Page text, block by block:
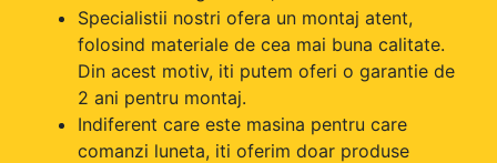
Specialistii nostri ofera un montaj atent,
folosind materiale de cea mai buna calitate.
Din acest motiv, iti putem oferi o garantie de
2 ani pentru montaj.
Indiferent care este masina pentru care
comanzi luneta, iti oferim doar produse